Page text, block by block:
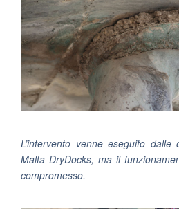
L’intervento venne eseguito dalle
Malta DryDocks, ma il
compromesso.